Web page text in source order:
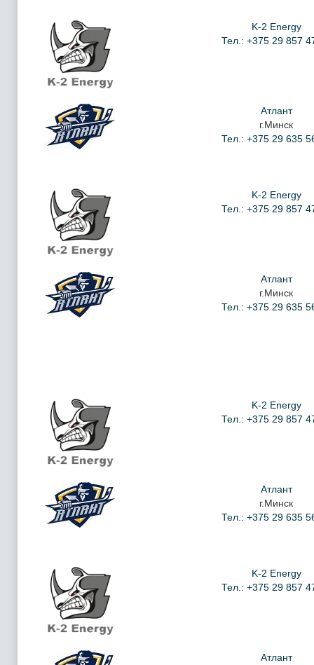
K-2 Energy
Тел.: +375 29 857
Атлант
г.Минск
Тел.: +375 29 635
K-2 Energy
Тел.: +375 29 857
Атлант
г.Минск
Тел.: +375 29 635
K-2 Energy
Тел.: +375 29 857
Атлант
г.Минск
Тел.: +375 29 635
K-2 Energy
Тел.: +375 29 857
Атлант